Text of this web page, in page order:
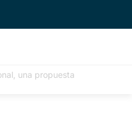
una propuesta